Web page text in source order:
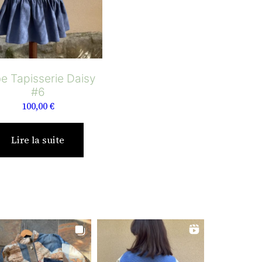
Tapisserie Daisy
#6
100,00€
Lire la suite